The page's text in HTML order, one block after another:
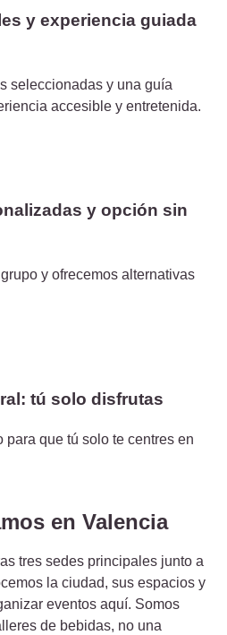
y experiencia guiada
seleccionadas y una guía
accesible y entretenida.
y opción sin
y ofrecemos alternativas
tú solo disfrutas
para que tú solo te centres en
en Valencia
tres sedes principales junto a
la ciudad, sus espacios y
eventos aquí. Somos
de bebidas, no una